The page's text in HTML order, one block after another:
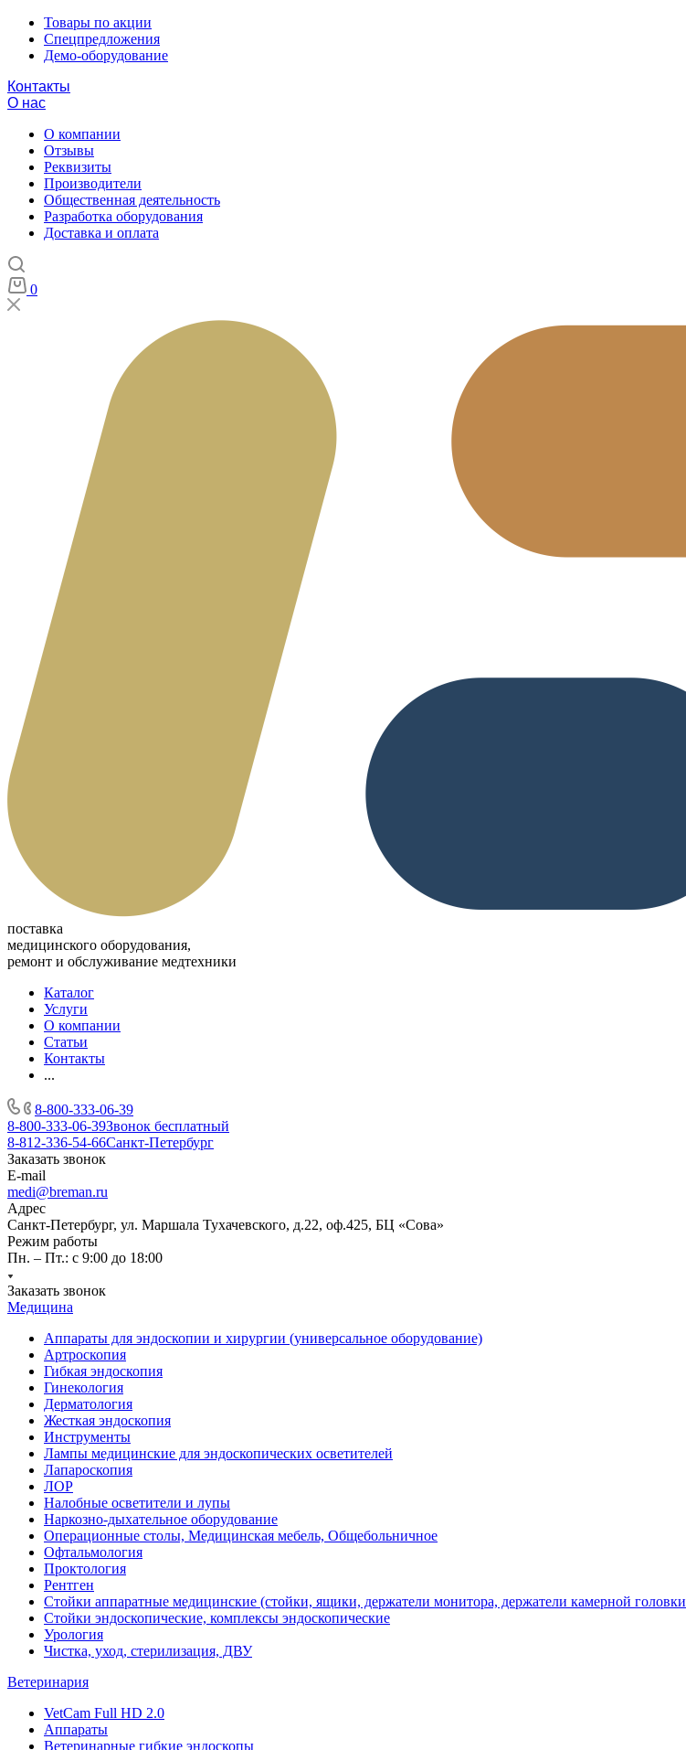
Товары по акции
Спецпредложения
Демо-оборудование
Контакты
О нас
О компании
Отзывы
Реквизиты
Производители
Общественная деятельность
Разработка оборудования
Доставка и оплата
0
поставка
медицинского оборудования,
ремонт и обслуживание медтехники
Каталог
Услуги
О компании
Статьи
Контакты
...
8-800-333-06-39
8-800-333-06-39Звонок бесплатный
8-812-336-54-66Санкт-Петербург
Заказать звонок
E-mail
medi@breman.ru
Адрес
Санкт-Петербург, ул. Маршала Тухачевского, д.22, оф.425, БЦ «Сова»
Режим работы
Пн. – Пт.: с 9:00 до 18:00
Заказать звонок
Медицина
Аппараты для эндоскопии и хирургии (универсальное оборудование)
Артроскопия
Гибкая эндоскопия
Гинекология
Дерматология
Жесткая эндоскопия
Инструменты
Лампы медицинские для эндоскопических осветителей
Лапароскопия
ЛОР
Налобные осветители и лупы
Наркозно-дыхательное оборудование
Операционные столы, Медицинская мебель, Общебольничное
Офтальмология
Проктология
Рентген
Стойки аппаратные медицинские (стойки, ящики, держатели монитора, держатели камерной головки
Стойки эндоскопические, комплексы эндоскопические
Урология
Чистка, уход, стерилизация, ДВУ
Ветеринария
VetCam Full HD 2.0
Аппараты
Ветеринарные гибкие эндоскопы